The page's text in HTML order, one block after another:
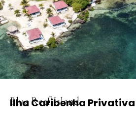
Blue Reef Island
Ilha Caribenha Privativa